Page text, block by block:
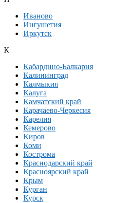
Иваново
Ингушетия
Иркутск
К
Кабардино-Балкария
Калининград
Калмыкия
Калуга
Камчатский край
Карачаево-Черкесия
Карелия
Кемерово
Киров
Коми
Кострома
Краснодарский край
Красноярский край
Крым
Курган
Курск